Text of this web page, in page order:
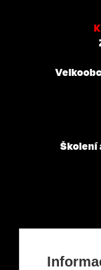
Školení